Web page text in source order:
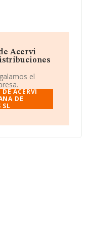
La compañía
número de
encima de la
INFORMA sobre
retrocedido 442
del 6.758 al
las siguientes
Anónima
más abajo:Trans
Acervi
el
ACERVI
DE
SL